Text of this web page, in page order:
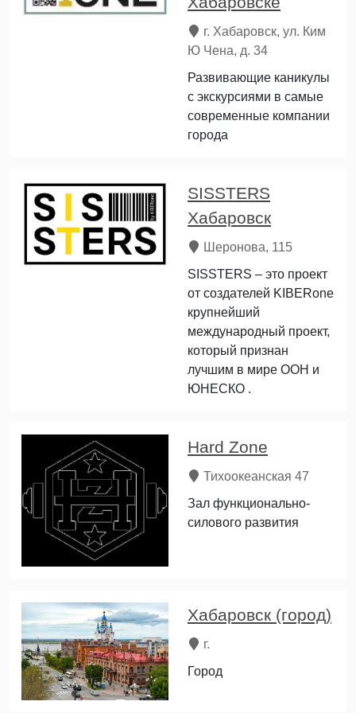
г. Хабаровск, ул. Ким
Ю Чена, д. 34
Развивающие каникулы
с экскурсиями в самые
современные компании
города
SISSTERS
Хабаровск
Шеронова, 115
SISSTERS – это проект
от создателей KIBERone
крупнейший
международный проект,
который признан
лучшим в мире ООН и
ЮНЕСКО .
Hard Zone
Тихоокеанская 47
Зал функционально-
силового развития
Хабаровск (город)
г.
Город